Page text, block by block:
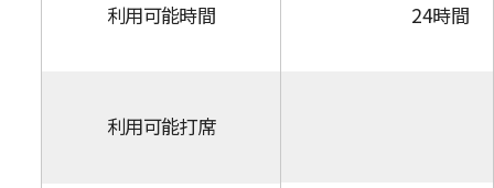
利用可能時間
利用可能打席
24時間